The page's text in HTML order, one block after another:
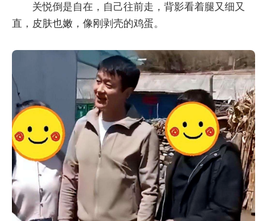
关悦倒是自在，自己往前走，背影看着腿又细又
直，皮肤也嫩，像刚剥壳的鸡蛋。